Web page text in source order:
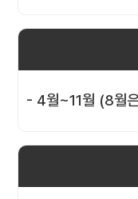
- 4월~11월 (8월